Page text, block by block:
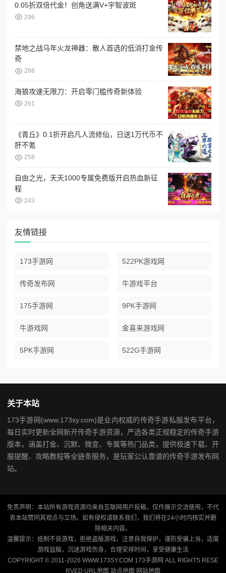
0.05折双倍代金！创角送满V+宇智波斑
296
禁地之战马年火龙神器：散人首选的低消打金传
奇
266
海狼攻速无限刀：开启零门槛传奇新体验
261
《青丘》0.1折开启凡人流修仙，日送1万代币不
肝不氪
258
自由之光，天天1000专属免费版开启热血新征
程
243
友情链接
173手游网 522PK游戏网
传奇发布网 牛游戏平台
175手游网 9PK手游网
牛游戏网 金喜来游戏网
5PK手游网 522G手游网
关于本站
173手游网(www.173sy.com)是业内权威的传奇手游私服发布平台，
每日实时更新全网新开传奇手游资源，严选各类正规稳定的传奇手游
版本，涵盖打金、沉默、微变、专属等热门品类，提供极速下载、开
服提醒、攻略教程等全链条服务，是玩家公认靠谱的传奇手游发布网
站。
免责声明：本站所有游戏资源均来自互联网用户投稿，仅作展示交流使用，不代
表本站赞同其观点与立场。如有侵权请联系我们，我们将在24小时内核实并删
除相关内容。
温馨提示：抵制不良游戏，拒绝盗版游戏，注意自我保护，谨防受骗上当，适度
游戏益脑，沉迷游戏伤身，合理安排时间，享受健康生活
COPYRIGHT © 2011-2026 WWW.173SY.COM 173手游网 ALL RIGHTS RESE
RVED URL地图 站点地图 网站地图